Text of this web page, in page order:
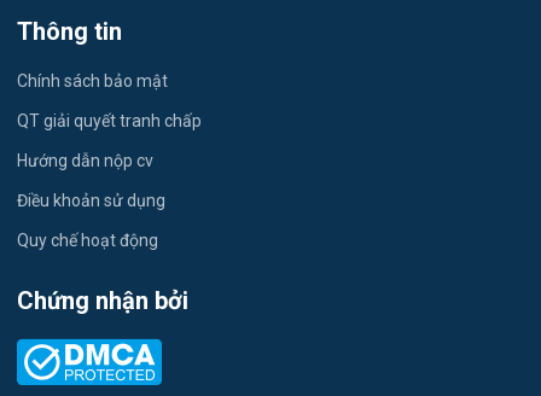
Du lịch
Công nhân
Thời Vụ
Tiếng Hàn
Tiếng Trung
Xuất Nhập Khẩu
Việc làm Ái Quốc
Việc làm Chu Văn An
Việc làm Trần Hưng Đạo
Việc làm Nguyễn Trãi
Việc làm Trần Nhân Tông
Thông tin
Chính sách bảo mật
QT giải quyết tranh chấp
Hướng dẫn nộp cv
Điều khoản sử dụng
Quy chế hoạt động
Chứng nhận bởi